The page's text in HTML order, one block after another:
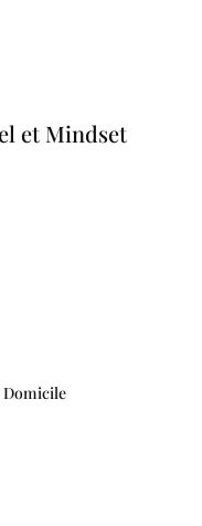
et Mindset
Domicile